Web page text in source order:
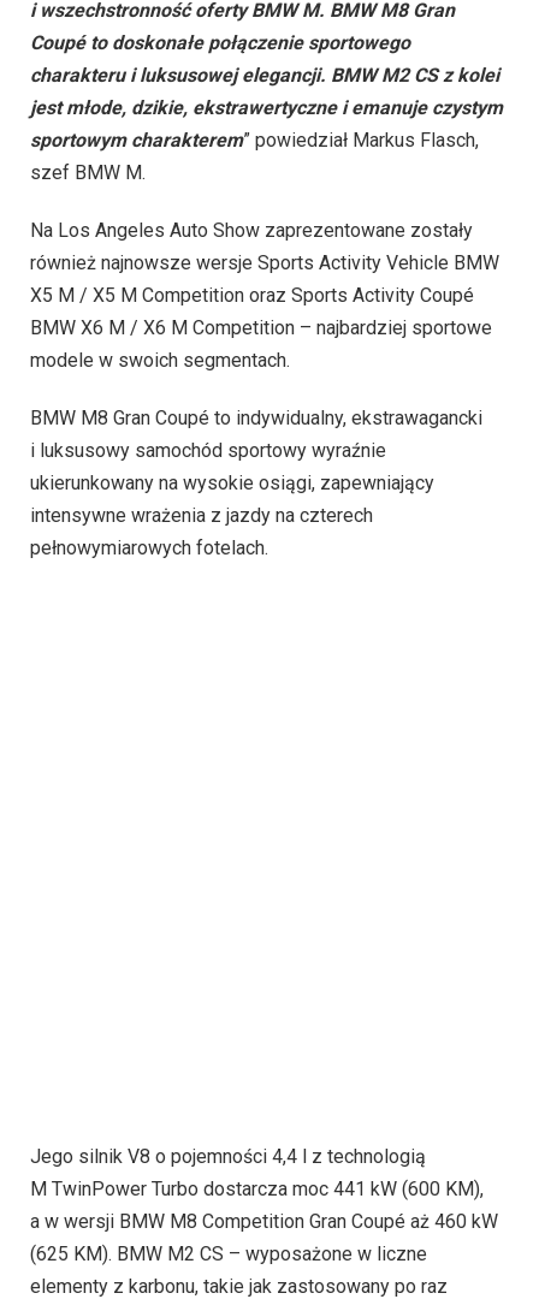
i wszechstronność oferty BMW M. BMW M8 Gran
Coupé to doskonałe połączenie sportowego
charakteru i luksusowej elegancji. BMW M2 CS z kolei
jest młode, dzikie, ekstrawertyczne i emanuje czystym
sportowym charakterem” powiedział Markus Flasch,
szef BMW M.
Na Los Angeles Auto Show zaprezentowane zostały
również najnowsze wersje Sports Activity Vehicle BMW
X5 M / X5 M Competition oraz Sports Activity Coupé
BMW X6 M / X6 M Competition – najbardziej sportowe
modele w swoich segmentach.
BMW M8 Gran Coupé to indywidualny, ekstrawagancki
i luksusowy samochód sportowy wyraźnie
ukierunkowany na wysokie osiągi, zapewniający
intensywne wrażenia z jazdy na czterech
pełnowymiarowych fotelach.
Jego silnik V8 o pojemności 4,4 l z technologią
M TwinPower Turbo dostarcza moc 441 kW (600 KM),
a w wersji BMW M8 Competition Gran Coupé aż 460 kW
(625 KM). BMW M2 CS – wyposażone w liczne
elementy z karbonu, takie jak zastosowany po raz